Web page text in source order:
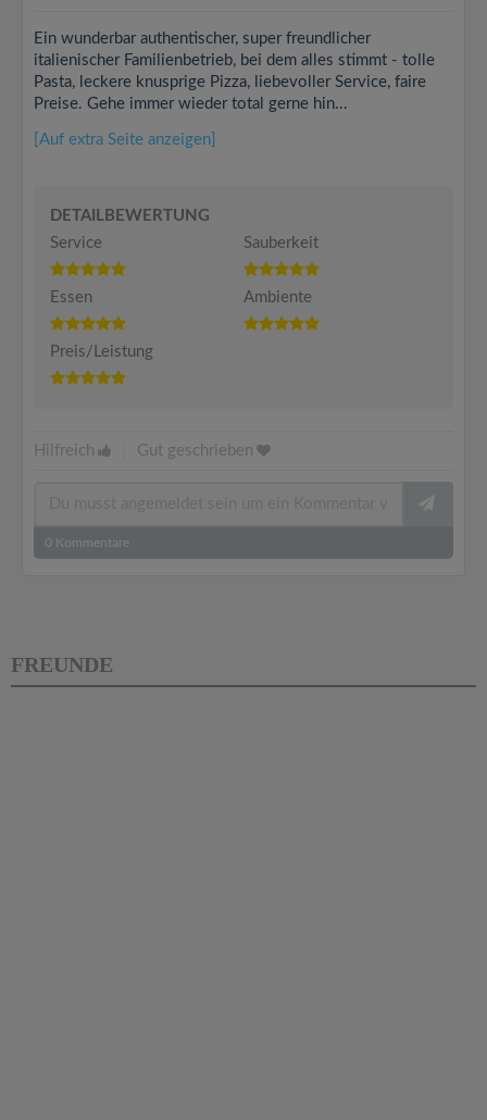
Ein wunderbar authentischer, super freundlicher
italienischer Familienbetrieb, bei dem alles stimmt - tolle
Pasta, leckere knusprige Pizza, liebevoller Service, faire
Preise. Gehe immer wieder total gerne hin...
[Auf extra Seite anzeigen]
DETAILBEWERTUNG
Service
Sauberkeit
Essen Ambiente
Preis/Leistung
Hilfreich Gut geschrieben
0 Kommentare
FREUNDE